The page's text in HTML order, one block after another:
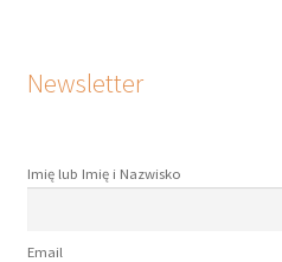
Newsletter
Imię lub Imię i Nazwisko
Email